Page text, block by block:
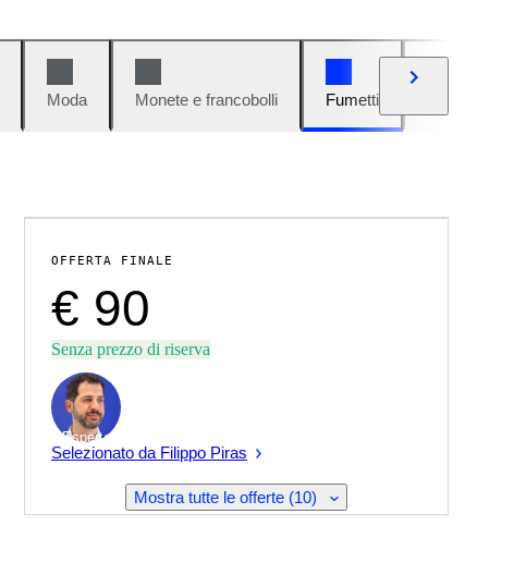
Moda Monete e francobolli Fumetti
OFFERTA FINALE
€ 90
Senza prezzo di riserva
Esperto
Selezionato da Filippo Piras
Mostra tutte le offerte (10)